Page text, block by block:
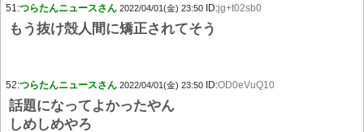
51:つらたんニュースさん 2022/04/01(金) 23:50 ID:jg+t02sb0
もう抜け殻人間に矯正されてそう
52:つらたんニュースさん 2022/04/01(金) 23:50 ID:OD0eVuQ10
話題になってよかったやん
しめしめやろ